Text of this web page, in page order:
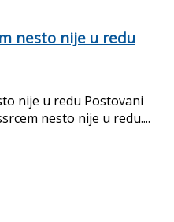
nesto nije u redu
nije u redu Postovani
nesto nije u redu....